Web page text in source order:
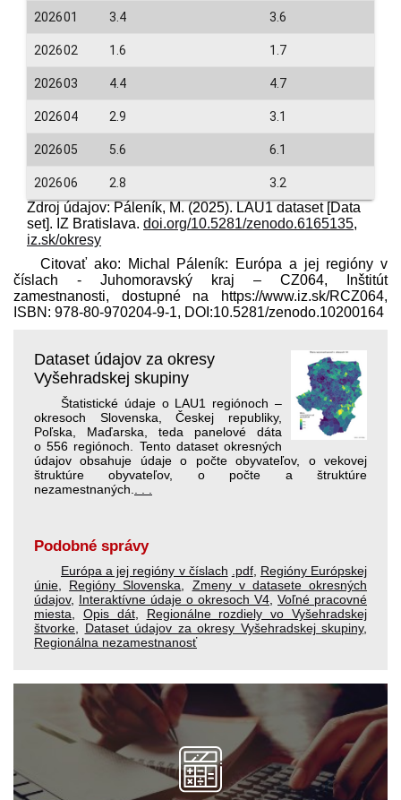
202601 3.4 3.6
202602 1.6 1.7
202603 4.4 4.7
202604 2.9 3.1
202605 5.6 6.1
202606 2.8 3.2
Zdroj údajov: Páleník, M. (2025). LAU1 dataset [Data
set]. IZ Bratislava. doi.org/10.5281/zenodo.6165135,
iz.sk/okresy
Citovať ako: Michal Páleník: Európa a jej regióny v
číslach - Juhomoravský kraj – CZ064, Inštitút
zamestnanosti, dostupné na https://www.iz.sk/​RCZ064,
ISBN: 978-80-970204-9-1, DOI:10.5281/zenodo.10200164
Dataset údajov za okresy
Vyšehradskej skupiny
Štatistické údaje o LAU1 regiónoch –
okresoch Slovenska, Českej republiky,
Poľska, Maďarska, teda panelové dáta
o 556 regiónoch. Tento dataset okresných
údajov obsahuje údaje o počte obyvateľov, o vekovej
štruktúre obyvateľov, o počte a štruktúre
nezamestnaných.
Podobné správy
Európa a jej regióny v číslach .pdf, Regióny Európskej
únie
Regióny Slovenska
Zmeny v datasete okresných
údajov, Interaktívne údaje o okresoch V4 Voľné pracovné
miesta
Opis dát, Regionálne rozdiely vo Vyšehradskej
štvorke
Dataset údajov za okresy Vyšehradskej skupiny,
Regionálna nezamestnanosť